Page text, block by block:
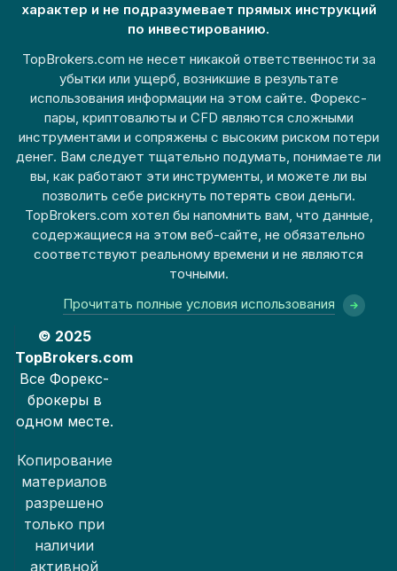
характер и не подразумевает прямых инструкций
по инвестированию.
TopBrokers.com не несет никакой ответственности за
убытки или ущерб, возникшие в результате
использования информации на этом сайте. Форекс-
пары, криптовалюты и CFD являются сложными
инструментами и сопряжены с высоким риском потери
денег. Вам следует тщательно подумать, понимаете ли
вы, как работают эти инструменты, и можете ли вы
позволить себе рискнуть потерять свои деньги.
TopBrokers.com хотел бы напомнить вам, что данные,
содержащиеся на этом веб-сайте, не обязательно
соответствуют реальному времени и не являются
точными.
Прочитать полные условия использования
© 2025
TopBrokers.com
Все Форекс-
брокеры в
одном месте.
Копирование
материалов
разрешено
только при
наличии
активной